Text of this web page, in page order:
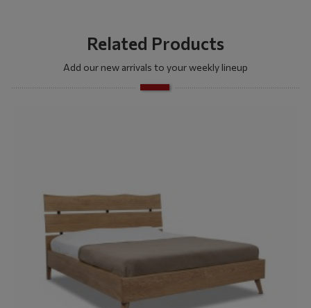
Related Products
Add our new arrivals to your weekly lineup